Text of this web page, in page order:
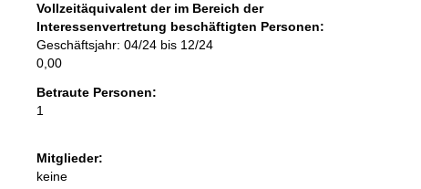
Vollzeitäquivalent der im Bereich der
Interessenvertretung beschäftigten Personen:
Geschäftsjahr: 04/24 bis 12/24
0,00
Betraute Personen:
1
Mitglieder:
keine